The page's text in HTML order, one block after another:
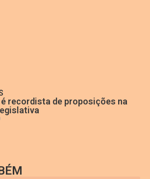
recordista de proposições na